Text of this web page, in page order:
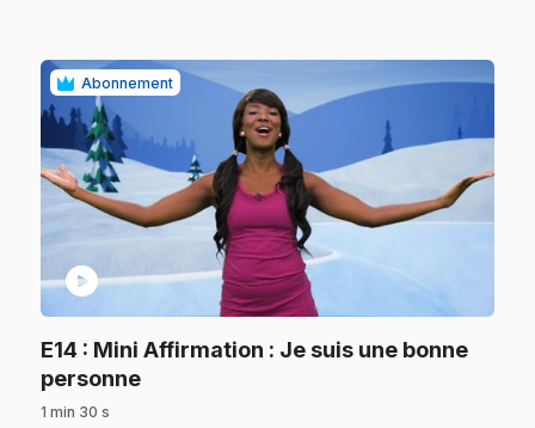
Abonnement
play_circle
E14 : Mini Affirmation : Je suis une bonne
personne.
1 min 30 s